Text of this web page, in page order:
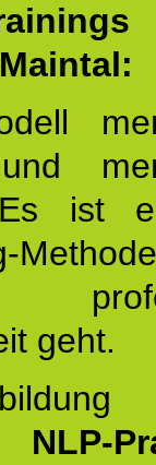
Es ist
geht.